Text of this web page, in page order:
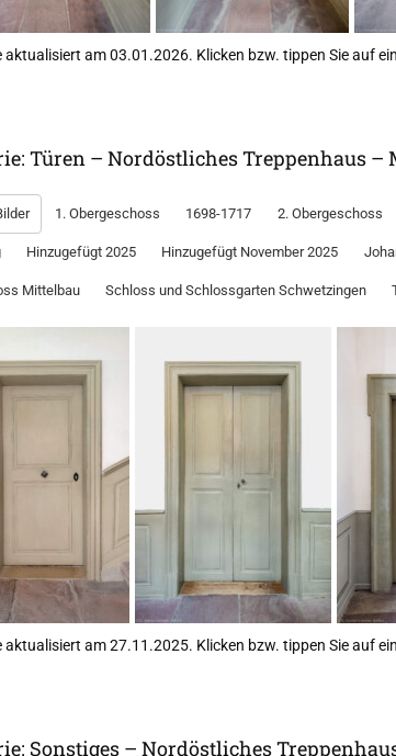
aktualisiert am 03.01.2026. Klicken bzw. tippen Sie auf
Türen – Nordöstliches Treppenhaus
1. Obergeschoss 1698-1717 2. Obergeschoss
Hinzugefügt 2025 Hinzugefügt November 2025
Mittelbau Schloss und Schlossgarten Schwetzingen
aktualisiert am 27.11.2025. Klicken bzw. tippen Sie auf
Sonstiges – Nordöstliches